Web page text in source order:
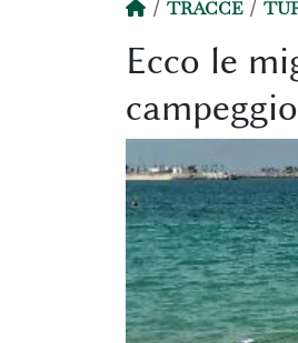
TRACCE
Ecco le
campeggio